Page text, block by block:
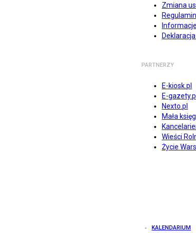
Zmiana
PARTNERZY
E-kiosk.pl
E-gazety.pl
Nexto.pl
Mała
Wieści
Życie
KALENDARIUM